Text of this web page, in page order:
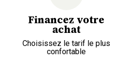
Financez votre
achat
Choisissez le tarif le plus
confortable